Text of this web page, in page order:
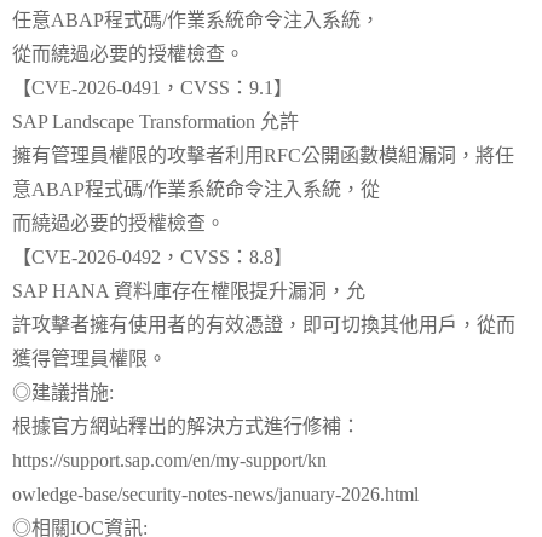
任意ABAP程式碼/作業系統命令注入系統，
從而繞過必要的授權檢查。
【CVE-2026-0491，CVSS：9.1】
SAP Landscape Transformation 允許
擁有管理員權限的攻擊者利用RFC公開函數模組漏洞，將任
意ABAP程式碼/作業系統命令注入系統，從
而繞過必要的授權檢查。
【CVE-2026-0492，CVSS：8.8】
SAP HANA 資料庫存在權限提升漏洞，允
許攻擊者擁有使用者的有效憑證，即可切換其他用戶，從而
獲得管理員權限。
◎建議措施:
根據官方網站釋出的解決方式進行修補：
https://support.sap.com/en/my-support/kn
owledge-base/security-notes-news/january-2026.html
◎相關IOC資訊: